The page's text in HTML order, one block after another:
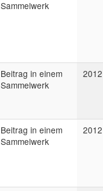
Sammelwerk
Beitrag in einem
Sammelwerk
2012
Beitrag in einem
Sammelwerk
2012